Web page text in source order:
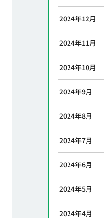
2024年12月
2024年11月
2024年10月
2024年9月
2024年8月
2024年7月
2024年6月
2024年5月
2024年4月